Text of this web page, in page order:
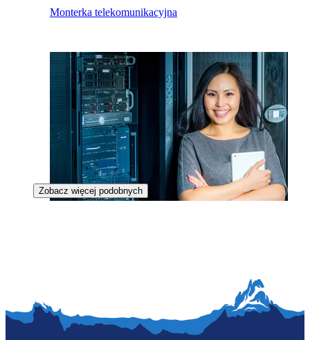
Monterka telekomunikacyjna
Zobacz więcej podobnych